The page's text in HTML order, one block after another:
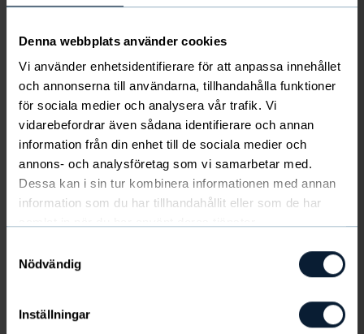
Denna webbplats använder cookies
Vi använder enhetsidentifierare för att anpassa innehållet
och annonserna till användarna, tillhandahålla funktioner
för sociala medier och analysera vår trafik. Vi
vidarebefordrar även sådana identifierare och annan
information från din enhet till de sociala medier och
annons- och analysföretag som vi samarbetar med.
Dessa kan i sin tur kombinera informationen med annan
information som du har tillhandahållit eller som de har
Nödvändig
Inställningar
1 ½ dl kermaa 40%
3 dl sokeria
1 rkl inkivääriä
1 rkl kanelia
1 rkl jauhettua neilikkaa
1 rkl kardemummaa
1 rkl ruokasoodaa
n. 11 dl vehnäjauhoja
2. Sekoita ruokasooda osaan jauhoista. Lisää sitten